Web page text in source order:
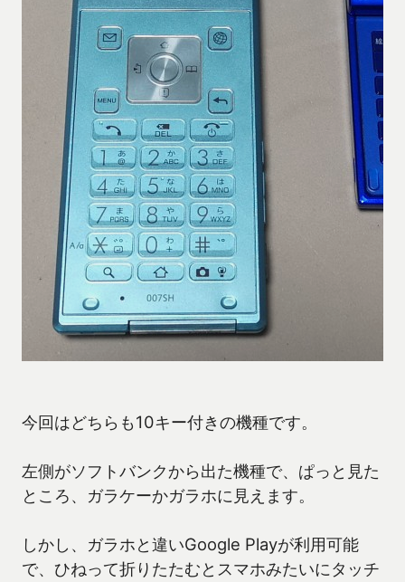
今回はどちらも10キー付きの機種です。
左側がソフトバンクから出た機種で、ぱっと見た
ところ、ガラケーかガラホに見えます。
しかし、ガラホと違いGoogle Playが利用可能
で、ひねって折りたたむとスマホみたいにタッチ